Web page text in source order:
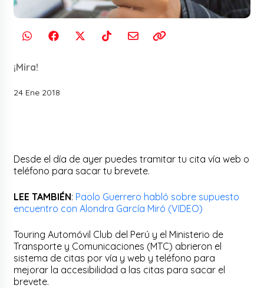
¡Mira!
24 Ene 2018
Desde el día de ayer puedes tramitar tu cita vía web o
teléfono para sacar tu brevete.
LEE TAMBIÉN: Paolo Guerrero habló sobre supuesto
encuentro con Alondra García Miró (VIDEO)
Touring Automóvil Club del Perú y el Ministerio de
Transporte y Comunicaciones (MTC) abrieron el
sistema de citas por vía y web y teléfono para
mejorar la accesibilidad a las citas para sacar el
brevete.